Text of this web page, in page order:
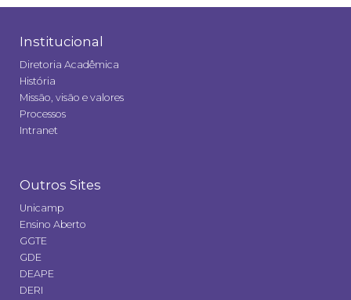
Institucional
Diretoria Acadêmica
História
Missão, visão e valores
Processos
Intranet
Outros Sites
Unicamp
Ensino Aberto
GGTE
GDE
DEAPE
DERI